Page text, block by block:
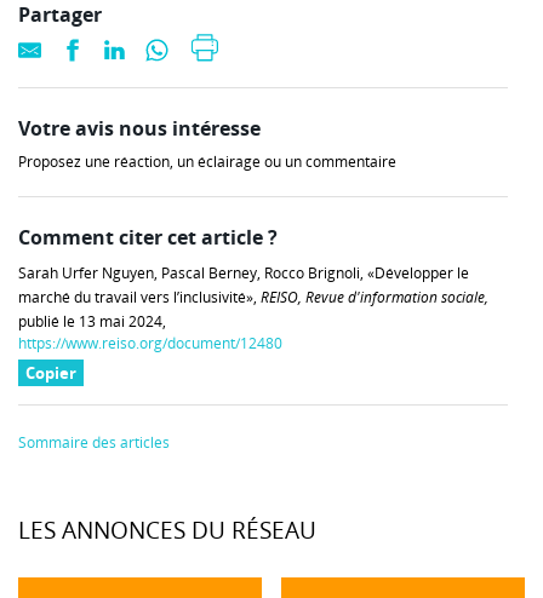
Partager
Votre avis nous intéresse
Proposez une réaction, un éclairage ou un commentaire
Comment citer cet article ?
Sarah Urfer Nguyen, Pascal Berney, Rocco Brignoli, «Développer le
marché du travail vers l’inclusivité», REISO, Revue d'information sociale,
publié le 13 mai 2024,
https://www.reiso.org/document/12480
Copier
Sommaire des articles
LES ANNONCES DU RÉSEAU